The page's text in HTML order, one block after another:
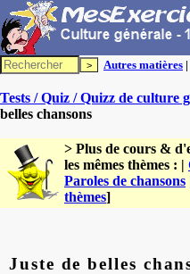
Autres matières
Tests / Quiz / Quizz de culture
belles chansons
> Plus de cours &
les mêmes thèmes : |
Paroles de chansons
thèmes]
Juste de belles